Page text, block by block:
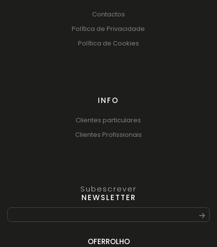
Contactos
Política de Privacidade
Política de Cookies
INFO
Clientes particulares
Clientes Profissionais
Subescrever
NEWSLETTER
OFERROLHO